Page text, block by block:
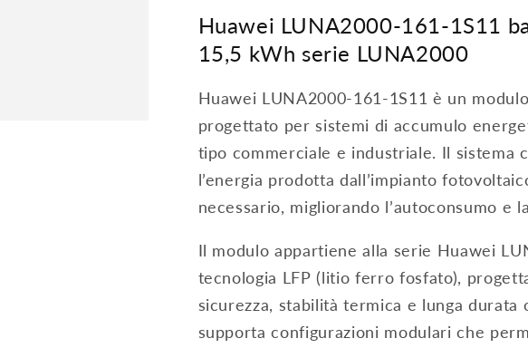
Huawei LUNA2000-161-1S11
15,5 kWh serie LUNA2000
Huawei LUNA2000-161-1S11 è un
progettato per sistemi di accumulo
tipo commerciale e industriale. Il sistema
l’energia prodotta dall’impianto
necessario, migliorando l’autoconsumo e
Il modulo appartiene alla serie Huawei
tecnologia LFP (litio ferro fosfato),
sicurezza, stabilità termica e lunga durata
supporta configurazioni modulari che